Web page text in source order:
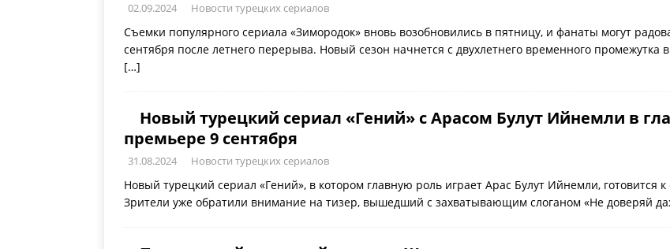
02.09.2024 Новости турецких сериалов
Съемки популярного сериала «Зимородок» вновь возобновились в пятницу, и фанаты могут
сентября после летнего перерыва. Новый сезон начнется с двухлетнего временного
[…]
Новый турецкий сериал «Гений» с Арасом Булут Ийнемли в
премьере 9 сентября
31.08.2024 Новости турецких сериалов
Новый турецкий сериал «Гений», в котором главную роль играет Арас Булут Ийнемли, готовится
Зрители уже обратили внимание на тизер, вышедший с захватывающим слоганом «Не доверяй